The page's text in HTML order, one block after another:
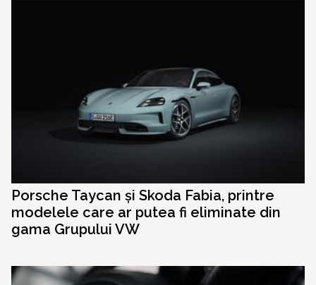
Porsche Taycan și Skoda Fabia, printre
modelele care ar putea fi eliminate din
gama Grupului VW